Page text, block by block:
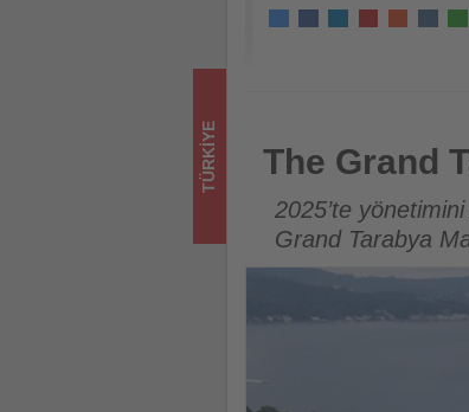
The Grand
TÜRKIYE The Grand
2025’te
Grand Tarabya